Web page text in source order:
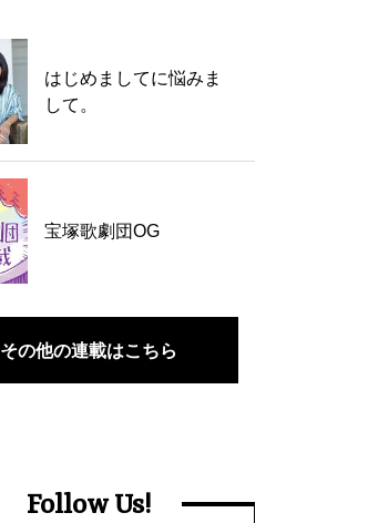
はじめましてに悩みま
して。
宝塚歌劇団OG
その他の連載はこちら
Follow Us!